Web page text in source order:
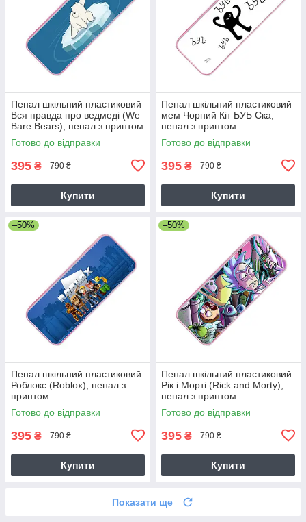
Пенал шкільний пластиковий
Вся правда про ведмеді (We
Bare Bears), пенал з принтом
Готово до відправки
395 ₴ 790 ₴
Купити
Пенал шкільний пластиковий
мем Чорний Кіт ЬУЬ Ска,
пенал з принтом
Готово до відправки
395 ₴ 790 ₴
Купити
–50%
Пенал шкільний пластиковий
Роблокс (Roblox), пенал з
принтом
Готово до відправки
395 ₴ 790 ₴
Купити
–50%
Пенал шкільний пластиковий
Рік і Морті (Rick and Morty),
пенал з принтом
Готово до відправки
395 ₴ 790 ₴
Купити
Показати ще